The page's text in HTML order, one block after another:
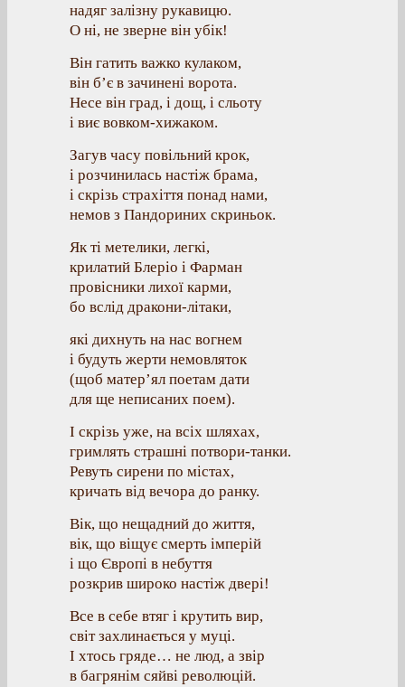
надяг залізну рукавицю.
О ні, не зверне він убік!
Він гатить важко кулаком,
він б’є в зачинені ворота.
Несе він град, і дощ, і сльоту
і виє вовком-хижаком.
Загув часу повільний крок,
і розчинилась настіж брама,
і скрізь страхіття понад нами,
немов з Пандориних скриньок.
Як ті метелики, легкі,
крилатий Блеріо і Фарман
провісники лихої карми,
бо вслід дракони-літаки,
які дихнуть на нас вогнем
і будуть жерти немовляток
(щоб матер’ял поетам дати
для ще неписаних поем).
І скрізь уже, на всіх шляхах,
гримлять страшні потвори-танки.
Ревуть сирени по містах,
кричать від вечора до ранку.
Вік, що нещадний до життя,
вік, що віщує смерть імперій
і що Європі в небуття
розкрив широко настіж двері!
Все в себе втяг і крутить вир,
світ захлинається у муці.
І хтось гряде… не люд, а звір
в багрянім сяйві революцій.